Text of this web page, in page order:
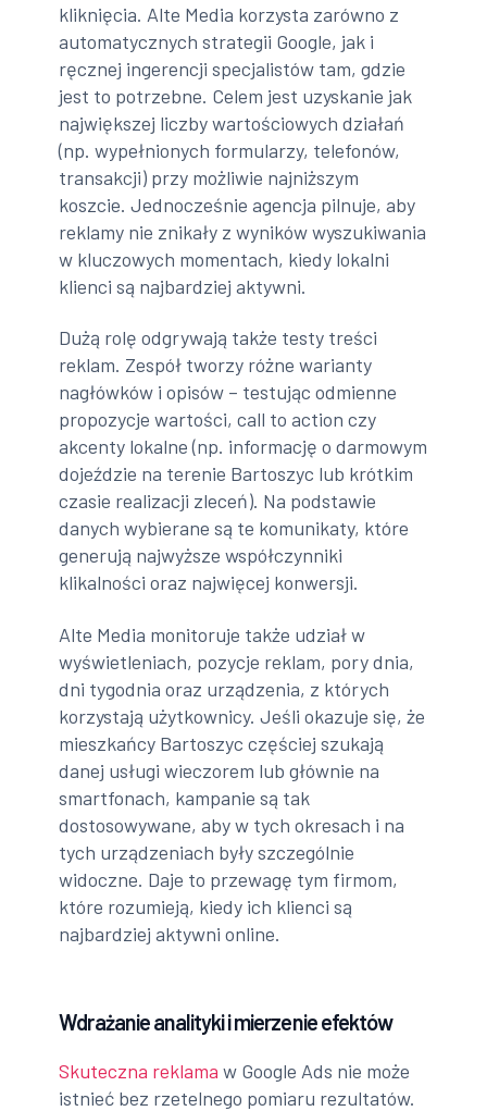
kliknięcia. Alte Media korzysta zarówno z
automatycznych strategii Google, jak i
ręcznej ingerencji specjalistów tam, gdzie
jest to potrzebne. Celem jest uzyskanie jak
największej liczby wartościowych działań
(np. wypełnionych formularzy, telefonów,
transakcji) przy możliwie najniższym
koszcie. Jednocześnie agencja pilnuje, aby
reklamy nie znikały z wyników wyszukiwania
w kluczowych momentach, kiedy lokalni
klienci są najbardziej aktywni.
Dużą rolę odgrywają także testy treści
reklam. Zespół tworzy różne warianty
nagłówków i opisów – testując odmienne
propozycje wartości, call to action czy
akcenty lokalne (np. informację o darmowym
dojeździe na terenie Bartoszyc lub krótkim
czasie realizacji zleceń). Na podstawie
danych wybierane są te komunikaty, które
generują najwyższe współczynniki
klikalności oraz najwięcej konwersji.
Alte Media monitoruje także udział w
wyświetleniach, pozycje reklam, pory dnia,
dni tygodnia oraz urządzenia, z których
korzystają użytkownicy. Jeśli okazuje się, że
mieszkańcy Bartoszyc częściej szukają
danej usługi wieczorem lub głównie na
smartfonach, kampanie są tak
dostosowywane, aby w tych okresach i na
tych urządzeniach były szczególnie
widoczne. Daje to przewagę tym firmom,
które rozumieją, kiedy ich klienci są
najbardziej aktywni online.
Wdrażanie analityki i mierzenie efektów
Skuteczna reklama w Google Ads nie może
istnieć bez rzetelnego pomiaru rezultatów.